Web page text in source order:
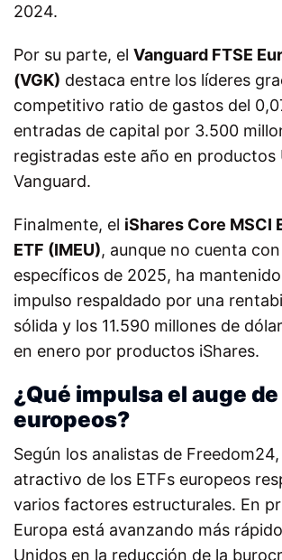
2024.
Por su parte, el Vanguard FTSE
(VGK) destaca entre los líderes
competitivo ratio de gastos del
entradas de capital por 3.500
registradas este año en productos
Vanguard.
Finalmente, el iShares Core MSCI
ETF (IMEU), aunque no cuenta
específicos de 2025, ha
impulso respaldado por una
sólida y los 11.590 millones de
en enero por productos iShares.
¿Qué impulsa el auge de
europeos?
Según los analistas de
atractivo de los ETFs europeos
varios factores estructurales. En
Europa está avanzando más
Unidos en la reducción de la